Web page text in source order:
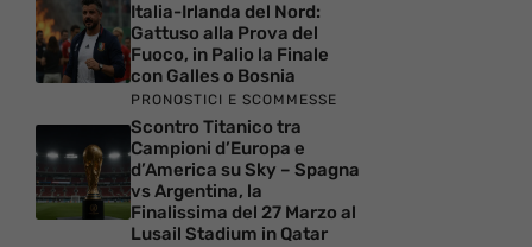
Italia-Irlanda del Nord:
Gattuso alla Prova del
Fuoco, in Palio la Finale
con Galles o Bosnia
PRONOSTICI E SCOMMESSE
Scontro Titanico tra
Campioni d’Europa e
d’America su Sky – Spagna
vs Argentina, la
Finalissima del 27 Marzo al
Lusail Stadium in Qatar